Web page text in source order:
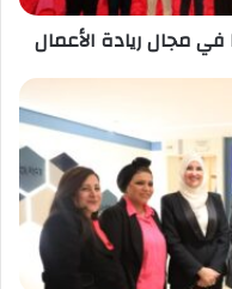
في مجال ريادة الأعمال